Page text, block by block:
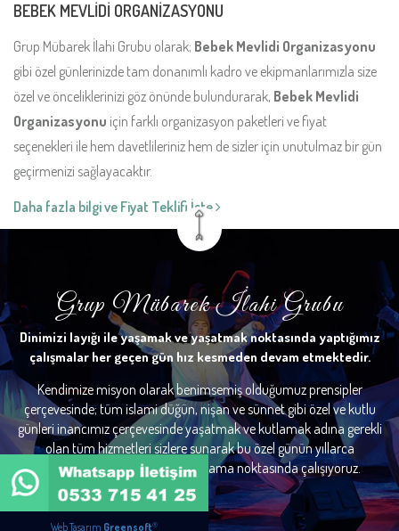
BEBEK MEVLİDİ ORGANİZASYONU
Grup Mübarek İlahi Grubu olarak; Bebek Mevlidi Organizasyonu
gibi özel günlerinizde tam donanımlı kadro ve ekipmanlarımızla size
özel ve önceliklerinizi göz önünde bulundurarak, Bebek Mevlidi
Organizasyonu için farklı organizasyon paketleri ve fiyat
seçenekleri ile hem davetlileriniz hem de sizler için unutulmaz bir gün
geçirmenizi sağlayacaktır.
Daha fazla bilgi ve Fiyat Teklifi İste
Grup Mübarek İlahi Grubu
Dinimizi layığı ile yaşamak ve yaşatmak noktasında yaptığımız
çalışmalar her geçen gün hız kesmeden devam etmektedir.
Kendimize misyon olarak benimsemiş olduğumuz prensipler
çerçevesinde; tüm islami düğün, nişan ve sünnet gibi özel ve kutlu
günleri inancımız çerçevesinde yaşatmak ve kutlamak adına gerekli
olan tüm hizmetleri sizlere sunarak bu özel günün yıllarca
hafızalardan silinmemesini sağlama noktasında çalışıyoruz.
Web Tasarım Greensoft®